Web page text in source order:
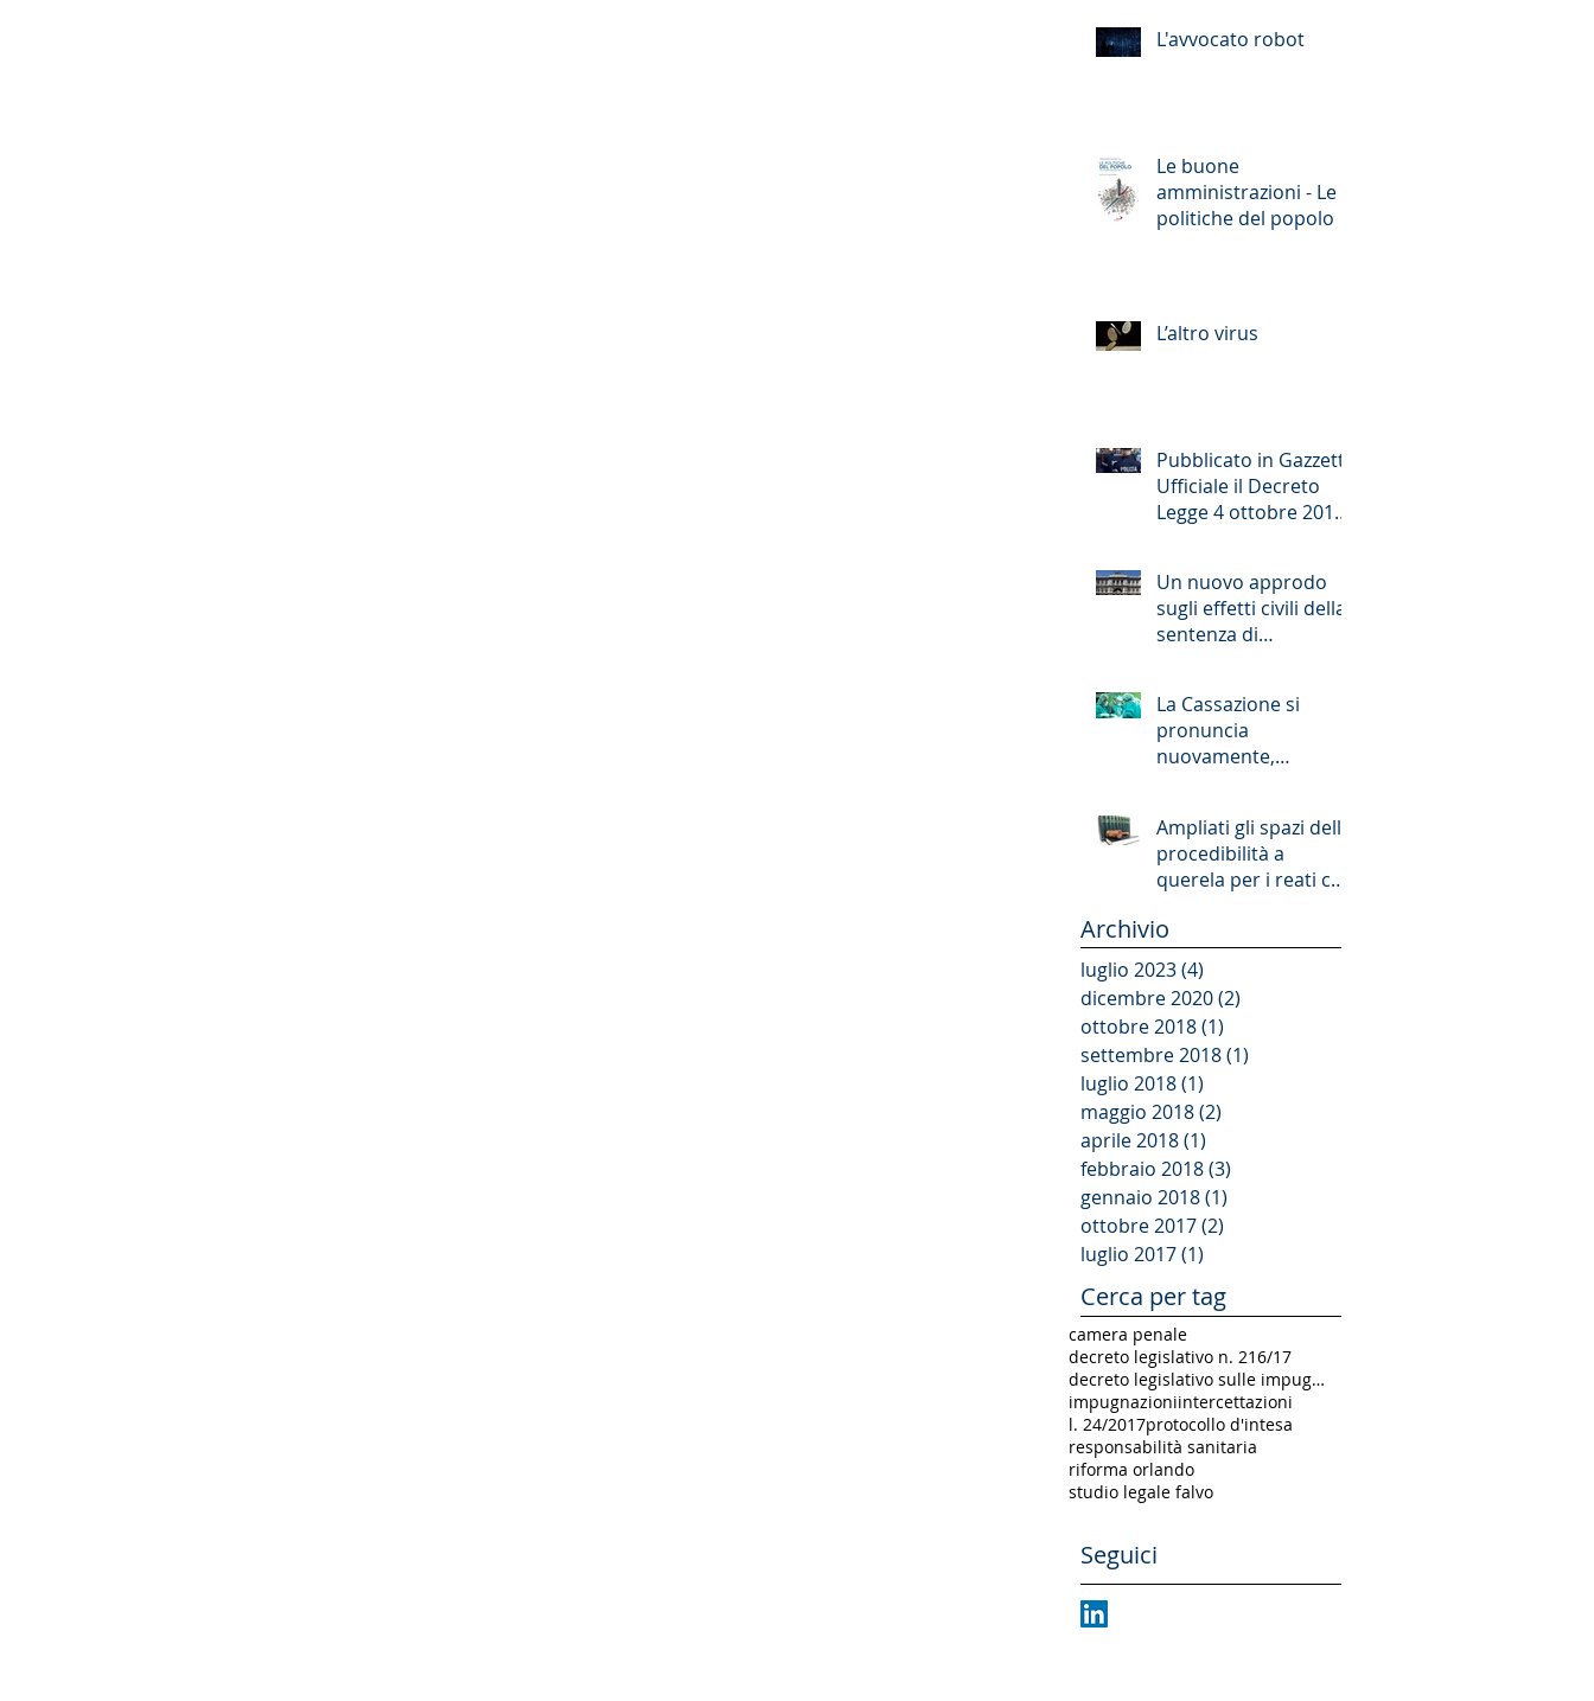
L'avvocato robot
Le buone
amministrazioni - Le
politiche del popolo
L’altro virus
Pubblicato in Gazzetta
Ufficiale il Decreto
Legge 4 ottobre 2018
Un nuovo approdo
sugli effetti civili della
sentenza di
La Cassazione si
pronuncia
nuovamente,
di affidamento
nell&#39
Ampliati gli spazi della
procedibilità a
querela per i reati che
e il patrimoni
Archivio
luglio 2023(4)
dicembre 2020(2)
ottobre 2018(1)
settembre 2018(1)
luglio 2018(1)
maggio 2018(2)
aprile 2018(1)
febbraio 2018(3)
gennaio 2018(1)
ottobre 2017(2)
luglio 2017(1)
Cerca per tag
camera penale
decreto legislativo n. 216/17
decreto legislativo sulle impugnazioni
impugnazioniintercettazioni
l. 24/2017protocollo d'intesa
responsabilità sanitaria
riforma orlando
studio legale falvo
Seguici